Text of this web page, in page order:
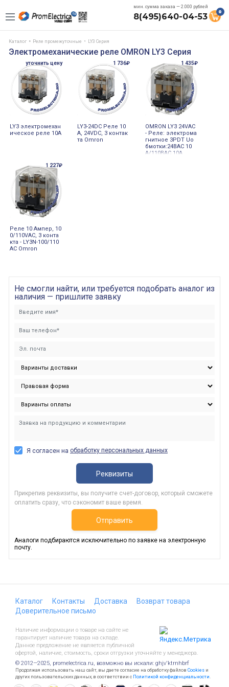
мин. сумма заказа — 2.000 рублей
8(495)640-04-53 0
Каталог Реле промежуточные LY3 Серия
Электромеханические реле OMRON LY3 Серия
уточнить цену
LY3 электромехан
ическое реле 10А
1 736₽
LY3-24DC Реле 10
А, 24VDC, 3 контак
та Omron
1 435₽
OMRON LY3 24VAC
- Реле: электрома
гнитное 3PDT Uо
бмотки:24ВAC 10
A/110ВAC 10А
1 227₽
Реле 10 Ампер, 10
0/110VAC, 3 конта
кта - LY3N-100/110
AC Omron
Не смогли найти, или требуется подобрать аналог из
наличия — пришлите заявку
Я согласен на обработку персональных данных
Реквизиты
Прикрепив реквизиты, вы получите счет-договор, который сможете
оплатить сразу, что сэкономит ваше время.
Отправить
Аналоги подбираются исключительно по заявке на электронную
почту.
Каталог Контакты Доставка
Возврат товара
Доверительное письмо
Наличие информации о товаре на сайте не
гарантирует наличие товара на складе.
Данное предложение не является публичной
офертой, наличие, стоимость, сроки отгрузки уточняйте у менеджера.
© 2012—2025, promelectrica.ru, возможно вы искали: ghjv'ktrnhbrf
Продолжая использовать наш сайт, вы даете согласие на обработку файлов Cookies и
других пользовательских данных, в соответствии с Политикой конфиденциальности.